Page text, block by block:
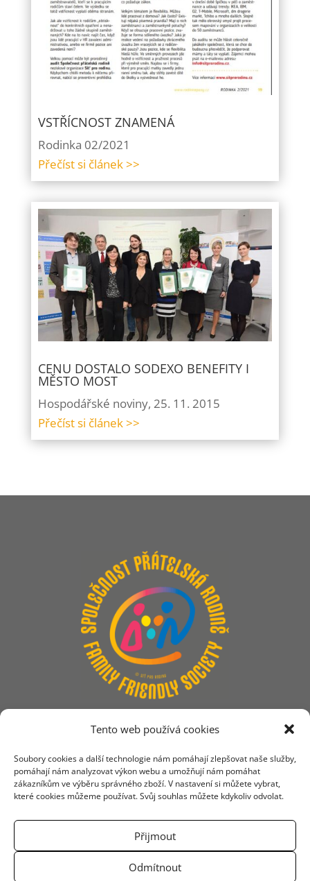
Tento web používá cookies
Soubory cookies a další technologie nám pomáhají zlepšovat naše služby,
pomáhají nám analyzovat výkon webu a umožňují nám pomáhat
zákazníkům ve výběru správného zboží. V nastavení si můžete vybrat,
které cookies můžeme používat. Svůj souhlas můžete kdykoliv odvolat.
Přijmout
Odmítnout
VSTŘÍCNOST ZNAMENÁ
Rodinka 02/2021
Přečíst si článek >>
CENU DOSTALO SODEXO BENEFITY I
MĚSTO MOST
Hospodářské noviny, 25. 11. 2015
Přečíst si článek >>
KONTAKT
SÍŤ PRO RODINU, Z.S.
Truhlářská 24, 110 00, Praha 1
IČO: 26545136